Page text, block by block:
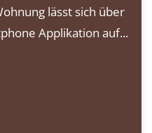
lässt sich über
Applikation auf...